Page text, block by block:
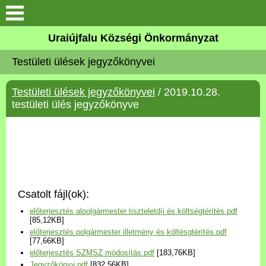
Köszöntő
Elérhetőségek
Uraiújfalu
Választási információk
Versenyképes Járások
Program
Uraiújfalu Községi Önkormányzat
Testületi ülések jegyzőkönyvei
Testületi ülések jegyzőkönyvei / 2019.10.28.
testületi ülés jegyzőkönyve
Csatolt fájl(ok):
előterjesztés alpolgármester tiszteletdíj és költségtérítés.pdf
[85,12KB]
előterjesztés polgármester illetmény és költésgtérítés.pdf
[77,66KB]
előterjesztés SZMSZ módosítás.pdf [183,76KB]